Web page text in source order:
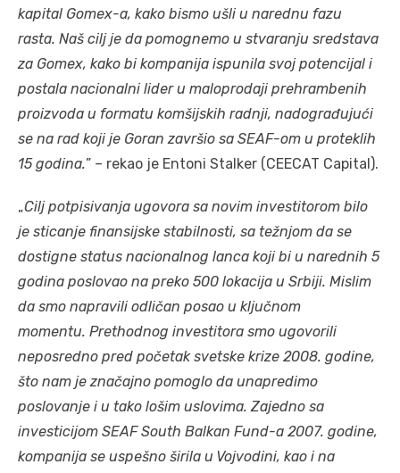
kapital Gomex-a, kako bismo ušli u narednu fazu
rasta. Naš cilj je da pomognemo u stvaranju sredstava
za Gomex, kako bi kompanija ispunila svoj potencijal i
postala nacionalni lider u maloprodaji prehrambenih
proizvoda u formatu komšijskih radnji, nadograđujući
se na rad koji je Goran završio sa SEAF-om u proteklih
15 godina.” – rekao je Entoni Stalker (CEECAT Capital).
„Cilj potpisivanja ugovora sa novim investitorom bilo
je sticanje finansijske stabilnosti, sa težnjom da se
dostigne status nacionalnog lanca koji bi u narednih 5
godina poslovao na preko 500 lokacija u Srbiji. Mislim
da smo napravili odličan posao u ključnom
momentu. Prethodnog investitora smo ugovorili
neposredno pred početak svetske krize 2008. godine,
što nam je značajno pomoglo da unapredimo
poslovanje i u tako lošim uslovima. Zajedno sa
investicijom SEAF South Balkan Fund-a 2007. godine,
kompanija se uspešno širila u Vojvodini, kao i na